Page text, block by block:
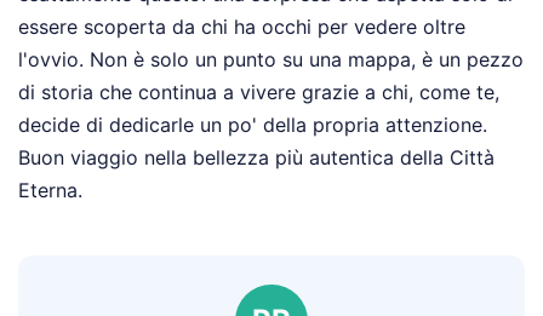
essere scoperta da chi ha occhi per vedere oltre
l'ovvio. Non è solo un punto su una mappa, è un pezzo
di storia che continua a vivere grazie a chi, come te,
decide di dedicarle un po' della propria attenzione.
Buon viaggio nella bellezza più autentica della Città
Eterna.